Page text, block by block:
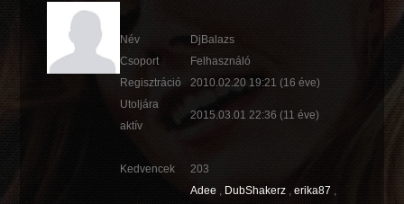
Név
DjBalazs
Csoport
Felhasználó
Regisztráció
2010.02.20 19:21 (16 éve)
Utoljára
aktív
2015.03.01 22:36 (11 éve)
Kedvencek 203
Adee, DubShakerz, erika87 ,